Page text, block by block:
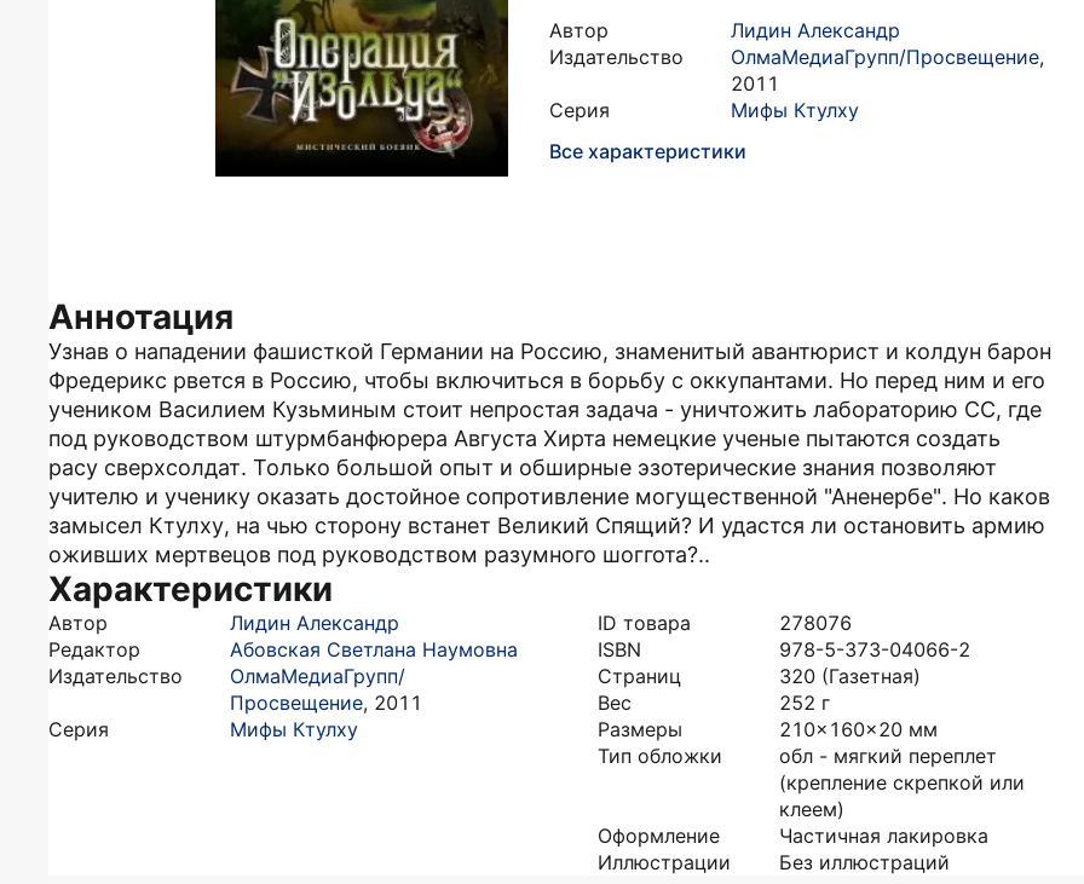
Автор
Лидин Александр
Издательство
ОлмаМедиаГрупп/Просвещение,
2011
Серия
Мифы Ктулху
Все характеристики
Аннотация
Узнав о нападении фашисткой Германии на Россию, знаменитый авантюрист и колдун барон
Фредерикс рвется в Россию, чтобы включиться в борьбу с оккупантами. Но перед ним и его
учеником Василием Кузьминым стоит непростая задача - уничтожить лабораторию СС, где
под руководством штурмбанфюрера Августа Хирта немецкие ученые пытаются создать
расу сверхсолдат. Только большой опыт и обширные эзотерические знания позволяют
учителю и ученику оказать достойное сопротивление могущественной "Аненербе". Но каков
замысел Ктулху, на чью сторону встанет Великий Спящий? И удастся ли остановить армию
оживших мертвецов под руководством разумного шоггота?..
Характеристики
Автор
Лидин Александр
Редактор
Абовская Светлана Наумовна
Издательство
ОлмаМедиаГрупп/
Просвещение, 2011
Серия
Мифы Ктулху
ID товара
278076
ISBN
978-5-373-04066-2
Страниц
320 (Газетная)
Вес
252 г
Размеры
210x160x20 мм
Тип обложки
обл - мягкий переплет
(крепление скрепкой или
клеем)
Оформление
Частичная лакировка
Иллюстрации
Без иллюстраций